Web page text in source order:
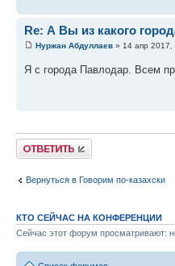
Re: А Вы из какого
Нуржан Абдуллаев » 14 апр 2017,
Я с города Павлодар. Всем
Ответить
Вернуться в Говорим по-казахски
КТО СЕЙЧАС НА КОНФЕРЕНЦИИ
Сейчас этот форум просматривают: